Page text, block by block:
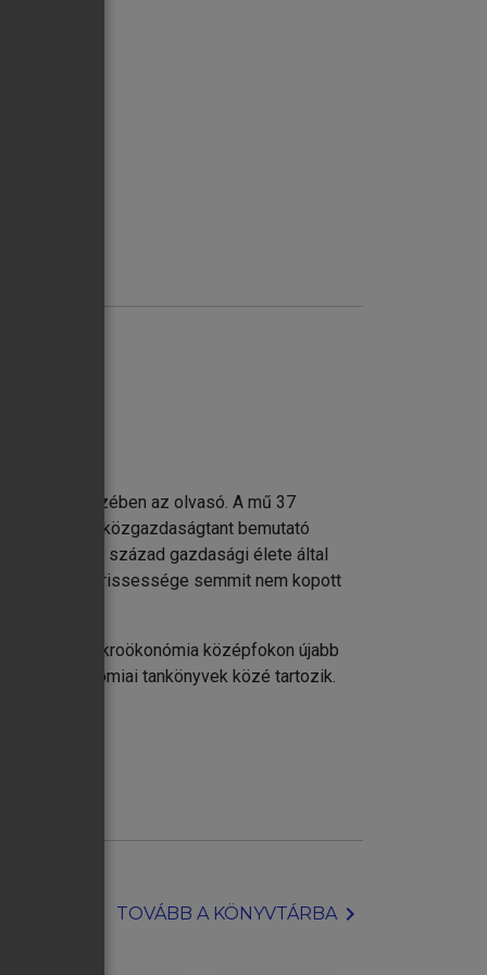
tartja kezében az olvasó. A mű 37
viselkedési közgazdaságtant bemutató
a 21. század gazdasági élete által
szellemi frissessége semmit nem kopott
A mikroökonómia középfokon újabb
mikroökonómiai tankönyvek közé tartozik.
TOVÁBB A KÖNYVTÁRBAchevron_right